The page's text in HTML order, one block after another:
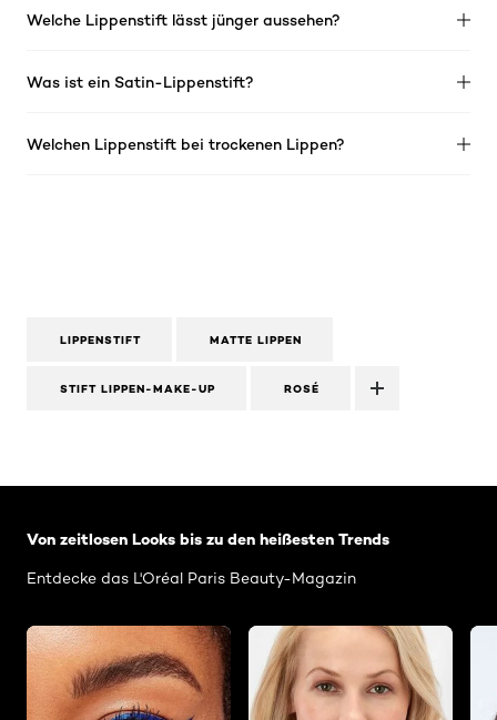
Welche Lippenstift lässt jünger aussehen?
Was ist ein Satin-Lippenstift?
Welchen Lippenstift bei trockenen Lippen?
LIPPENSTIFT MATTE LIPPEN
STIFT LIPPEN-MAKE-UP ROSÉ
Von zeitlosen Looks bis zu den heißesten Trends
Entdecke das L'Oréal Paris Beauty-Magazin